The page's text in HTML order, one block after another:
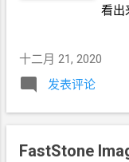
看出
十二月 21, 2020
发表评论
FastStone